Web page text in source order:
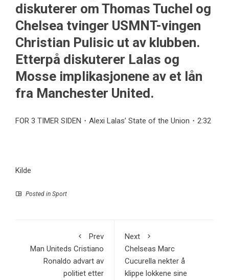
diskuterer om Thomas Tuchel og
Chelsea tvinger USMNT-vingen
Christian Pulisic ut av klubben.
Etterpå diskuterer Lalas og
Mosse implikasjonene av et lån
fra Manchester United.
FOR 3 TIMER SIDEN・Alexi Lalas’ State of the Union・2:32
Kilde
Posted in Sport
Prev
Man Uniteds Cristiano
Ronaldo advart av
politiet etter
Next
Chelseas Marc
Cucurella nekter å
klippe lokkene sine